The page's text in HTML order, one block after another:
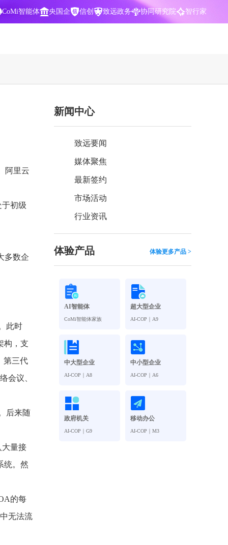
CoMi智能体 央国企 信创 致远政务 协同研究院 智行家
Agent驱动，千人千面，高效办公
让数字资产为企业运营管理决策提供
构建一体化协同运营管理平台
智能风控合规
穿透式智能合同
企业人力穿透合规管控
新闻中心
致远要闻
媒体聚焦
最新签约
市场活动
行业资讯
体验产品 体验更多产品 >
AI智能体
CoMi智能体家族
超大型企业
AI-COP｜A9
中大型企业
AI-COP｜A8
中小型企业
AI-COP｜A6
政府机关
AI-COP｜G9
移动办公
AI-COP｜M3
阿里云
初级
多数企
此时
构，支
第三代
会议、
后来随
大量接
统。然
的每
无法流